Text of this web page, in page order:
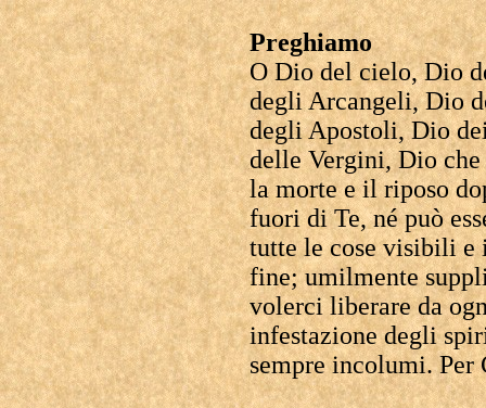
Preghiamo
O Dio del cielo, Dio
degli Arcangeli, Dio
degli Apostoli, Dio
delle Vergini, Dio
la morte e il riposo
fuori di Te, né può
tutte le cose visibili
fine; umilmente
volerci liberare da
infestazione degli
sempre incolumi. Per